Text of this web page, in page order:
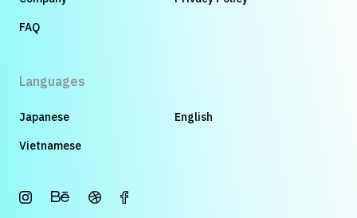
FAQ
Languages
Japanese
English
Vietnamese